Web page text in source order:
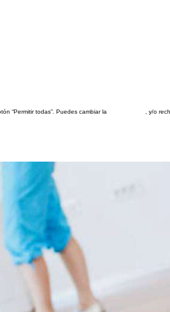
“Permitir todas”. Puedes cambiar la
, y/o